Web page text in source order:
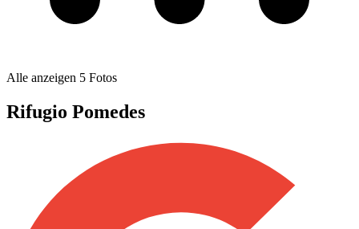
Alle anzeigen 5 Fotos
Rifugio Pomedes